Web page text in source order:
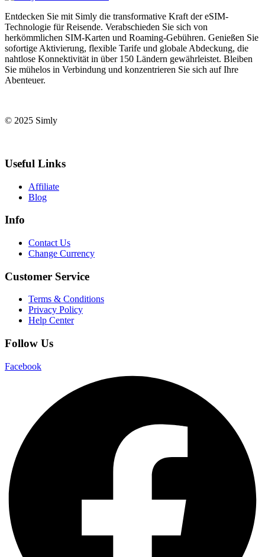
Entdecken Sie mit Simly die transformative Kraft der eSIM-
Technologie für Reisende. Verabschieden Sie sich von
herkömmlichen SIM-Karten und Roaming-Gebühren. Genießen Sie
sofortige Aktivierung, flexible Tarife und globale Abdeckung, die
nahtlose Konnektivität in über 150 Ländern gewährleistet. Bleiben
Sie mühelos in Verbindung und konzentrieren Sie sich auf Ihre
Abenteuer.
© 2025 Simly
Useful Links
Affiliate
Blog
Info
Contact Us
Change Currency
Customer Service
Terms & Conditions
Privacy Policy
Help Center
Follow Us
Facebook